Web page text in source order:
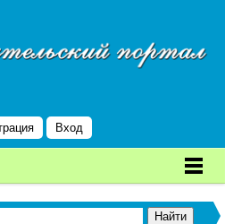
Вход